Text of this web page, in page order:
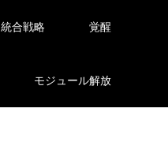
統合戦略 覚醒
モジュール解放